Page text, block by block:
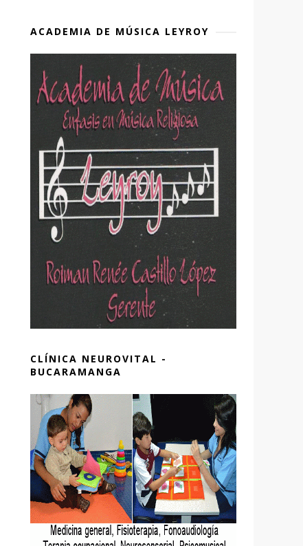
ACADEMIA DE MÚSICA LEYROY
CLÍNICA NEUROVITAL -
BUCARAMANGA